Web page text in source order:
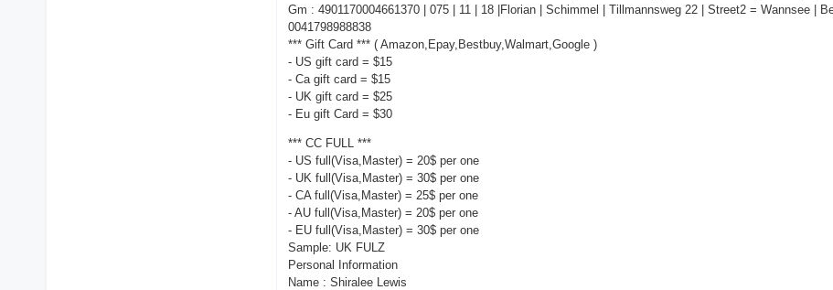
Gm : 4901170004661370 | 075 | 11 | 18 |Florian | Schimmel | Tillmannsweg 22 | Street2 = Wannsee |
0041798988838
*** Gift Card *** ( Amazon,Epay,Bestbuy,Walmart,Google )
- US gift card = $15
- Ca gift card = $15
- UK gift card = $25
- Eu gift Card = $30
*** CC FULL ***
- US full(Visa,Master) = 20$ per one
- UK full(Visa,Master) = 30$ per one
- CA full(Visa,Master) = 25$ per one
- AU full(Visa,Master) = 20$ per one
- EU full(Visa,Master) = 30$ per one
Sample: UK FULZ
Personal Information
Name : Shiralee Lewis